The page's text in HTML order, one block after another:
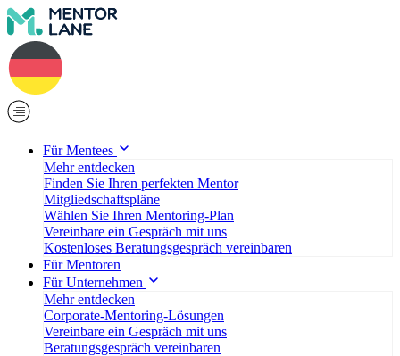
Für Mentees
Mehr entdecken
Finden Sie Ihren perfekten Mentor
Mitgliedschaftspläne
Wählen Sie Ihren Mentoring-Plan
Vereinbare ein Gespräch mit uns
Kostenloses Beratungsgespräch vereinbaren
Für Mentoren
Für Unternehmen
Mehr entdecken
Corporate-Mentoring-Lösungen
Vereinbare ein Gespräch mit uns
Beratungsgespräch vereinbaren